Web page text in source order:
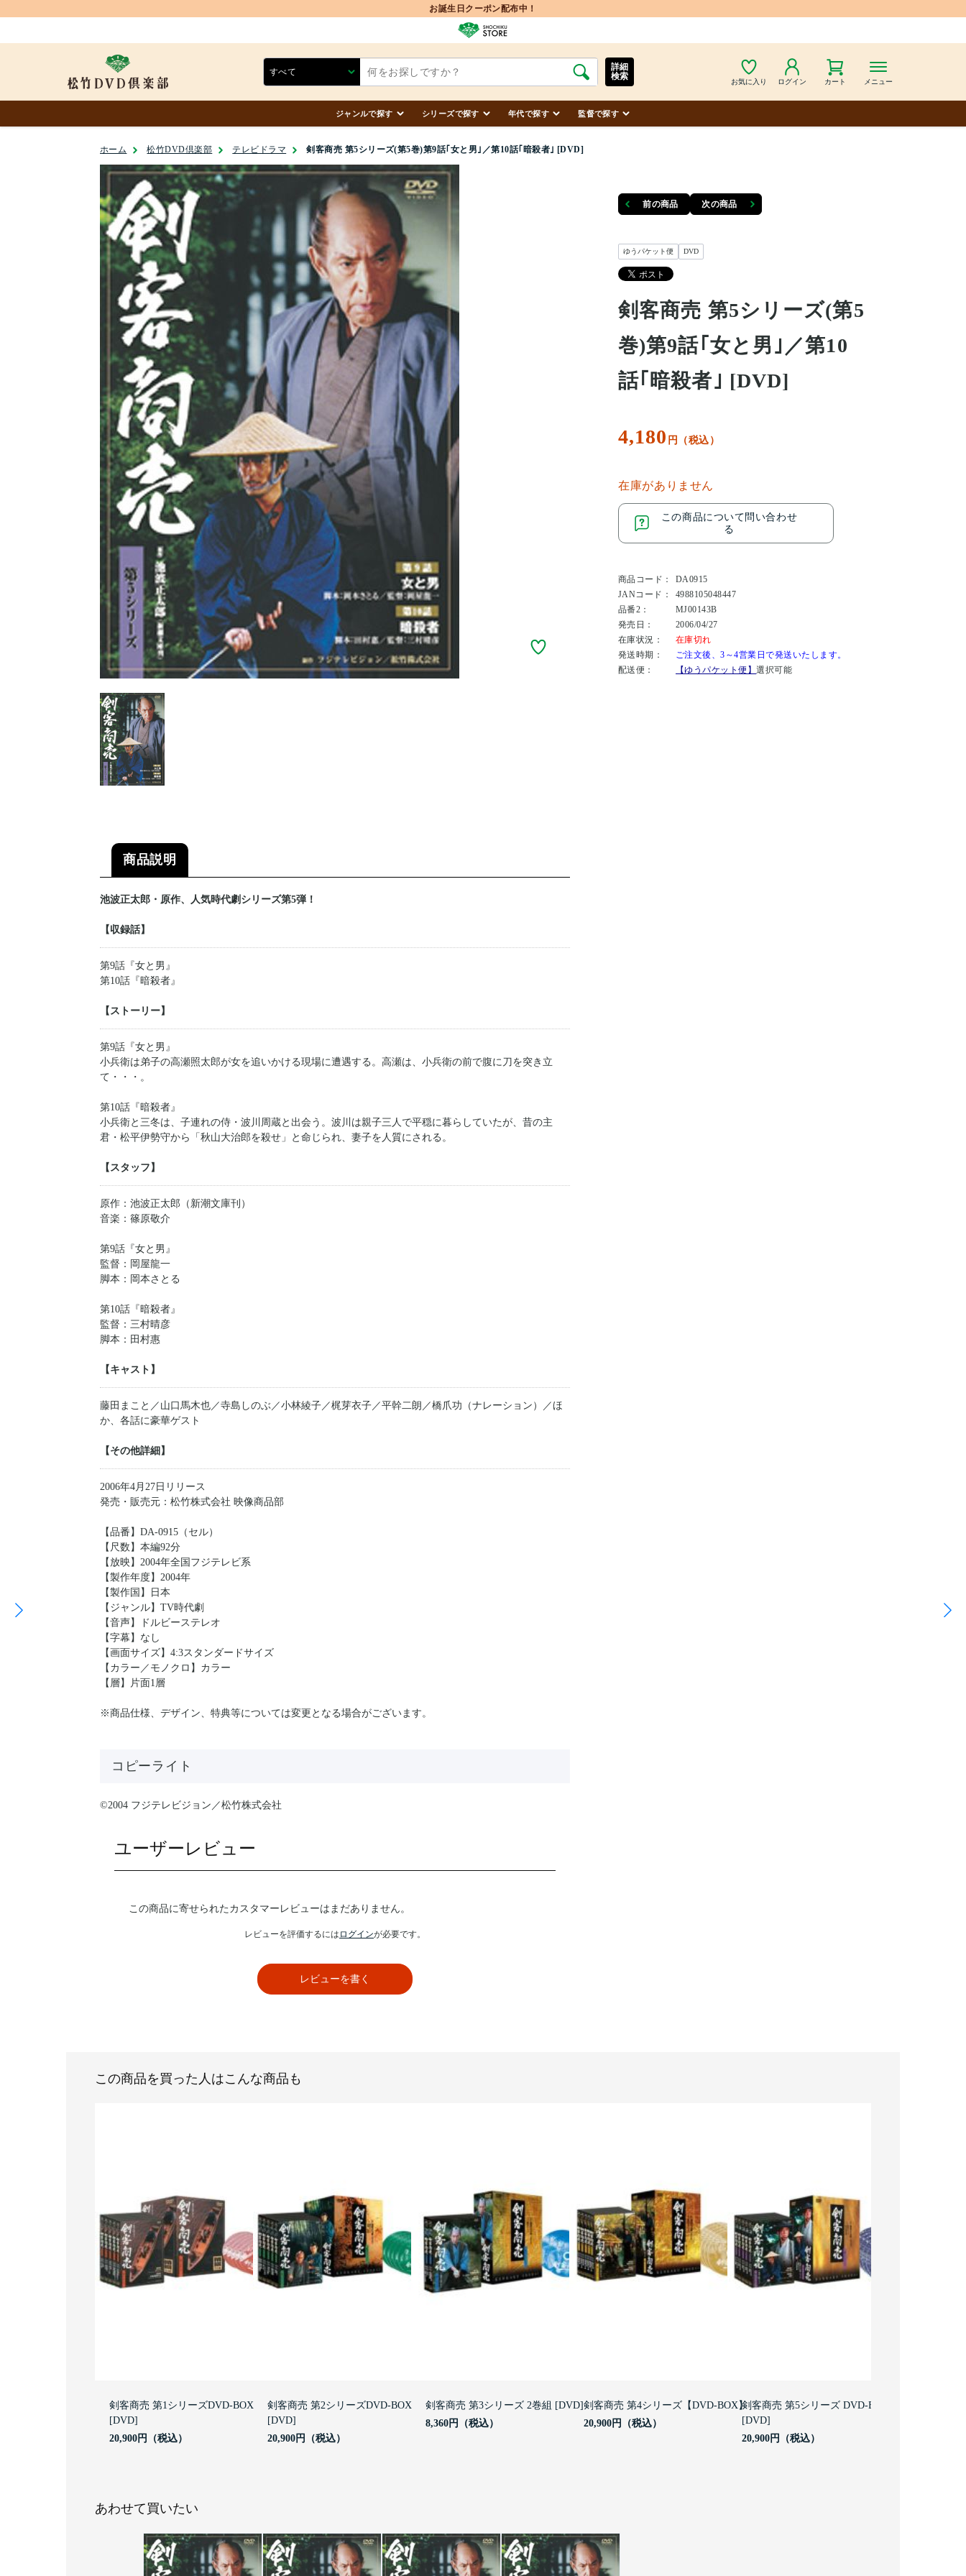
お誕生日クーポン配布中！
お気に入り ログイン カート メニュー
詳細
検索
ジャンルで探す シリーズで探す 年代で探す 監督で探す
ホーム 松竹DVD倶楽部 テレビドラマ 剣客商売 第5シリーズ(第5巻)第9話｢女と男｣／第10話｢暗殺者｣ [DVD]
前の商品 次の商品
ゆうパケット便 DVD
剣客商売 第5シリーズ(第5
巻)第9話｢女と男｣／第10
話｢暗殺者｣ [DVD]
4,180 円（税込）
在庫がありません
この商品について問い合わせ
る
商品コード：
DA0915
JANコード：
4988105048447
品番2：
MJ00143B
発売日：
2006/04/27
在庫状況：
在庫切れ
発送時期：
ご注文後、3～4営業日で発送いたします。
配送便：
【ゆうパケット便】選択可能
商品説明
池波正太郎・原作、人気時代劇シリーズ第5弾！
【収録話】
第9話『女と男』
第10話『暗殺者』
【ストーリー】
第9話『女と男』
小兵衛は弟子の高瀬照太郎が女を追いかける現場に遭遇する。高瀬は、小兵衛の前で腹に刀を突き立
て・・・。
第10話『暗殺者』
小兵衛と三冬は、子連れの侍・波川周蔵と出会う。波川は親子三人で平穏に暮らしていたが、昔の主
君・松平伊勢守から「秋山大治郎を殺せ」と命じられ、妻子を人質にされる。
【スタッフ】
原作：池波正太郎（新潮文庫刊）
音楽：篠原敬介
第9話『女と男』
監督：岡屋龍一
脚本：岡本さとる
第10話『暗殺者』
監督：三村晴彦
脚本：田村惠
【キャスト】
藤田まこと／山口馬木也／寺島しのぶ／小林綾子／梶芽衣子／平幹二朗／橋爪功（ナレーション）／ほ
か、各話に豪華ゲスト
【その他詳細】
2006年4月27日リリース
発売・販売元：松竹株式会社 映像商品部
【品番】DA-0915（セル）
【尺数】本編92分
【放映】2004年全国フジテレビ系
【製作年度】2004年
【製作国】日本
【ジャンル】TV時代劇
【音声】ドルビーステレオ
【字幕】なし
【画面サイズ】4:3スタンダードサイズ
【カラー／モノクロ】カラー
【層】片面1層
※商品仕様、デザイン、特典等については変更となる場合がございます。
コピーライト
©2004 フジテレビジョン／松竹株式会社
ユーザーレビュー
この商品に寄せられたカスタマーレビューはまだありません。
レビューを評価するには ログインが必要です。
レビューを書く
この商品を買った人はこんな商品も
剣客商売 第1シリーズDVD-BOX
[DVD]
20,900円
剣客商売 第2シリーズDVD-BOX
[DVD]
20,900円
剣客商売 第3シリーズ 2巻組 [DVD]
8,360円
剣客商売 第4シリーズ【DVD-BOX】
20,900円
剣客商売 第5シリーズ DVD-BOX
[DVD]
20,900円
あわせて買いたい